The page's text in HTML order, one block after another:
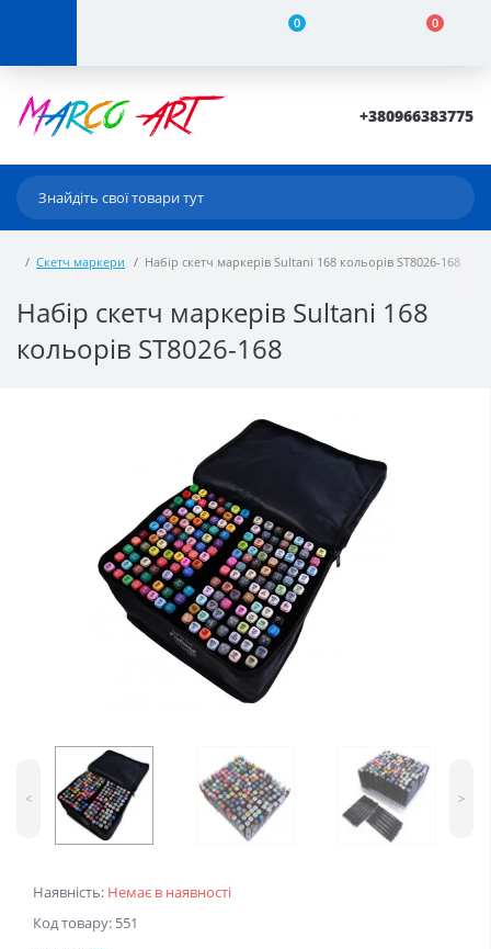
0 0
+380966383775
Скетч маркери Набір скетч маркерів Sultani 168 кольорів ST8026-168
Набір скетч маркерів Sultani 168
кольорів ST8026-168
Наявність: Немає в наявності
Код товару: 551
< >